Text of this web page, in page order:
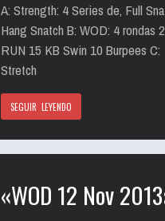
A: Strength: 4 Series de, Full
Hang Snatch B: WOD: 4 rondas
RUN 15 KB Swin 10 Burpees C:
Stretch
SEGUIR LEYENDO
«WOD 12 Nov